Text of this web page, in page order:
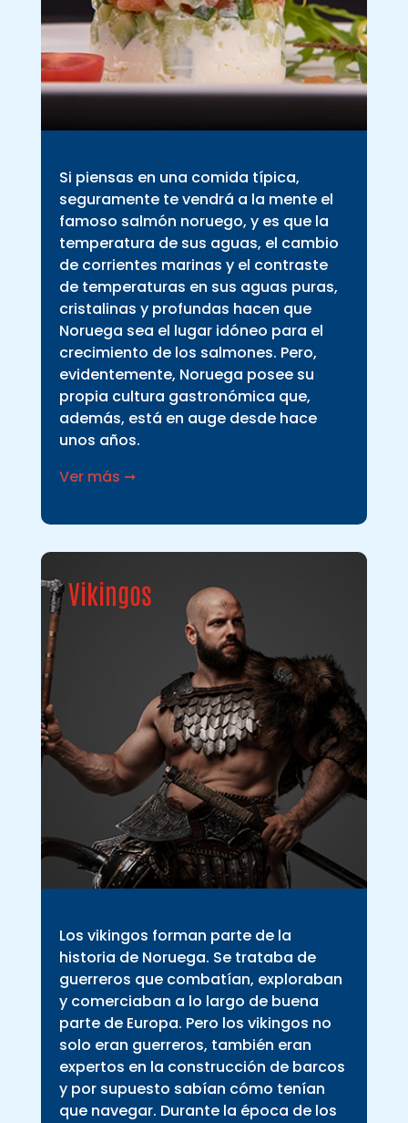
Si piensas en una comida típica,
seguramente te vendrá a la mente el
famoso salmón noruego, y es que la
temperatura de sus aguas, el cambio
de corrientes marinas y el contraste
de temperaturas en sus aguas puras,
cristalinas y profundas hacen que
Noruega sea el lugar idóneo para el
crecimiento de los salmones. Pero,
evidentemente, Noruega posee su
propia cultura gastronómica que,
además, está en auge desde hace
unos años.
Ver más ➞
Vikingos
Los vikingos forman parte de la
historia de Noruega. Se trataba de
guerreros que combatían, exploraban
y comerciaban a lo largo de buena
parte de Europa. Pero los vikingos no
solo eran guerreros, también eran
expertos en la construcción de barcos
y por supuesto sabían cómo tenían
que navegar. Durante la época de los